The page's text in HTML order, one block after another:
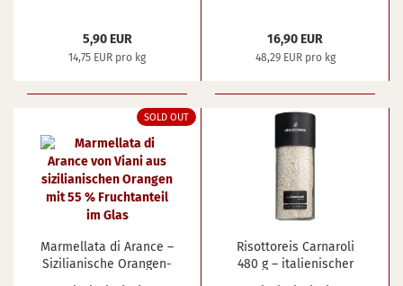
5,90 EUR
14,75 EUR pro kg
16,90 EUR
48,29 EUR pro kg
SOLD OUT
Mar­mel­la­ta di Aran­ce –
Si­zi­lia­ni­sche Oran­gen­
Ri­sot­to­r­eis Car­naro­li
480 g – ita­lie­ni­scher